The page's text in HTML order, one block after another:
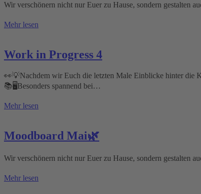
Wir verschönern nicht nur Euer zu Hause, sondern gestalten
Mehr lesen
Work in Progress 4
👀💡Nachdem wir Euch die letzten Male Einblicke hinter die
📚🖥️Besonders spannend bei…
Mehr lesen
Moodboard Mai🌿
Wir verschönern nicht nur Euer zu Hause, sondern gestalten
Mehr lesen